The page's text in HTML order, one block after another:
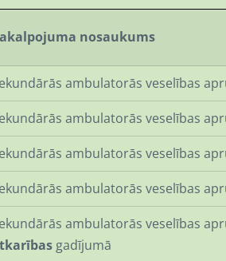
nosaukums
ambulatorās veselības
ambulatorās veselības
ambulatorās veselības
ambulatorās veselības
ambulatorās veselības
gadījumā